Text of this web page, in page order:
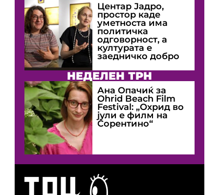
Центар Јадро,
простор каде
уметноста има
политичка
одговорност, а
културата е
заедничко добро
НЕДЕЛЕН ТРН
Ана Опачиќ за
Оhrid Beach Film
Festival: „Охрид во
јули е филм на
Сорентино“